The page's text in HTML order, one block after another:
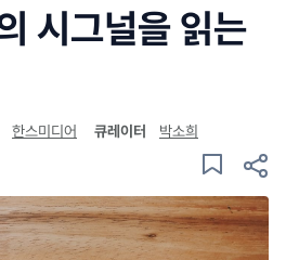
시그널을 읽는
한스미디어 큐레이터 박소희